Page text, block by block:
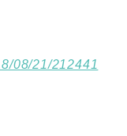
08/21/212441